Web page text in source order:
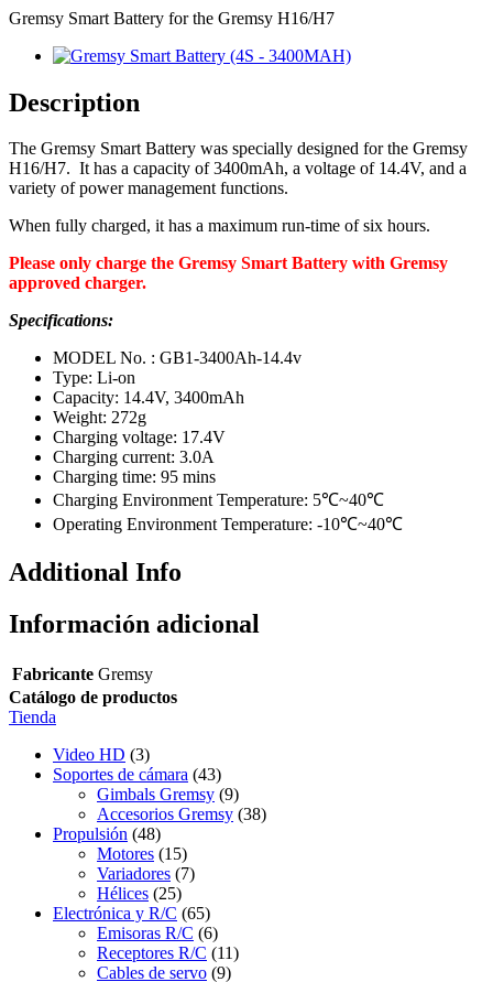
Gremsy Smart Battery for the Gremsy H16/H7
Description
The Gremsy Smart Battery was specially designed for the Gremsy
H16/H7. It has a capacity of 3400mAh, a voltage of 14.4V, and a
variety of power management functions.
When fully charged, it has a maximum run-time of six hours.
Please only charge the Gremsy Smart Battery with Gremsy
approved charger.
Specifications:
MODEL No. : GB1-3400Ah-14.4v
Type: Li-on
Capacity: 14.4V, 3400mAh
Weight: 272g
Charging voltage: 17.4V
Charging current: 3.0A
Charging time: 95 mins
Charging Environment Temperature: 5℃~40℃
Operating Environment Temperature: -10℃~40℃
Additional Info
Información adicional
Fabricante Gremsy
Catálogo de productos
Tienda
Video HD (3)
Soportes de cámara (43)
Gimbals Gremsy (9)
Accesorios Gremsy (38)
Propulsión (48)
Motores (15)
Variadores (7)
Hélices (25)
Electrónica y R/C (65)
Emisoras R/C (6)
Receptores R/C (11)
Cables de servo (9)